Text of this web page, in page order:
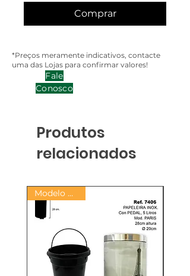
Comprar
*Preços meramente indicativos, contacte
uma das Lojas para confirmar valores!
Fale
Conosco
Produtos
relacionados
Modelo PARIS